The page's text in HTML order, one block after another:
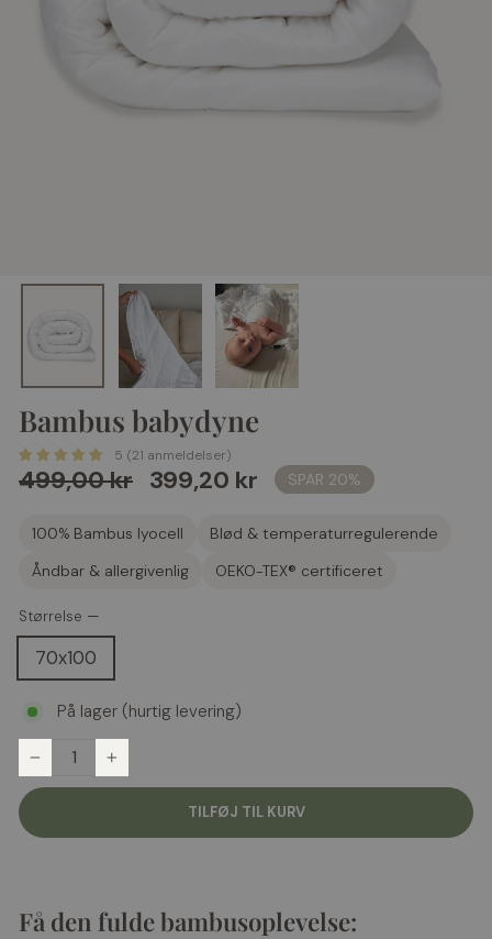
Bambus babydyne
5 (21 anmeldelser)
Normalpris
499,00 kr Udsalgspris
399,20 kr SPAR 20%
100% Bambus lyocell
Blød & temperaturregulerende
Åndbar & allergivenlig
OEKO-TEX® certificeret
Størrelse —
70x100
På lager (hurtig levering)
TILFØJ TIL KURV
Få den fulde bambusoplevelse: